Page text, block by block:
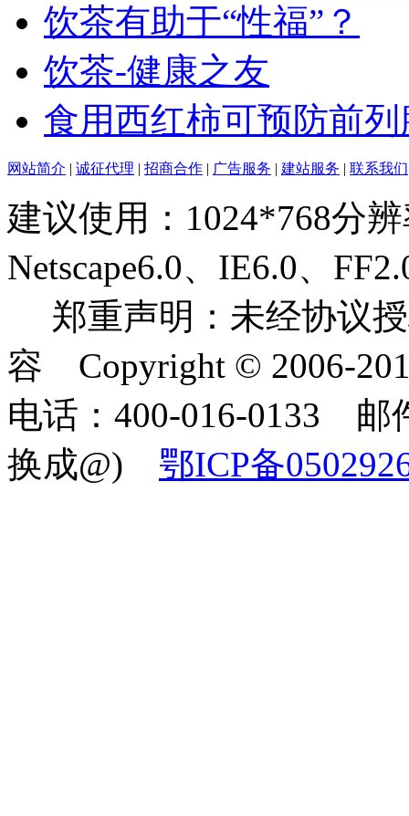
饮茶有助于“性福”？
饮茶-健康之友
食用西红柿可预防前列
网站简介 | 诚征代理 | 招商合作 | 广告服务 | 建站服务 | 联系我们
建议使用：1024*768分
Netscape6.0、IE6.0、
郑重声明：未经协议
容 Copyright © 2006-
电话：400-016-0133 邮
换成@) 鄂ICP备